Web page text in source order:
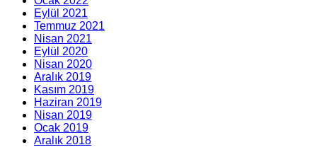
Eylül 2021
Temmuz 2021
Nisan 2021
Eylül 2020
Nisan 2020
Aralık 2019
Kasım 2019
Haziran 2019
Nisan 2019
Ocak 2019
Aralık 2018